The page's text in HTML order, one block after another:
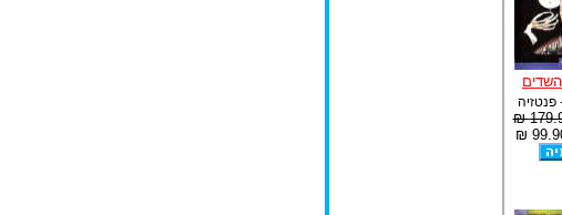
פנטזיה